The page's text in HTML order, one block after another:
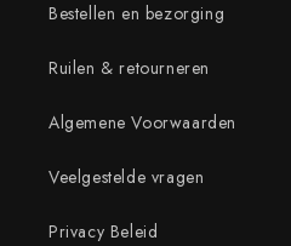
Bestellen en bezorging
Ruilen & retourneren
Algemene Voorwaarden
Veelgestelde vragen
Privacy Beleid